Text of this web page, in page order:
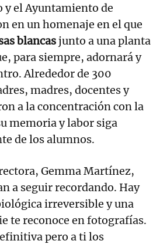
y el Ayuntamiento de
en un homenaje en el que
blancasjunto a una planta
para siempre, adornará y
Alrededor de 300
madres, docentes y
a la concentración con la
memoria y labor siga
de los alumnos.
Gemma Martínez,
a seguir recordando. Hay
irreversible y una
te reconoce en fotografías.
pero a ti los